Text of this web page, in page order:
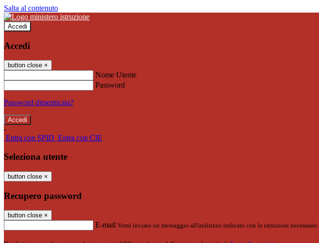
Salta al contenuto
Accedi
Accedi
button close ×
Nome Utente
Password
Password dimenticata?
-
Entra con SPID Entra con CIE
Seleziona utente
button close ×
Recupero password
button close ×
E-mail Verrà inviato un messaggio all'indirizzo indicato con le istruzioni necessarie.